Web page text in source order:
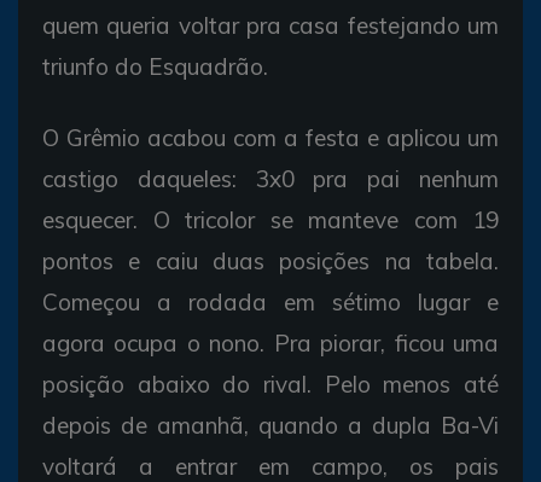
quem queria voltar pra casa festejando um
triunfo do Esquadrão.
O Grêmio acabou com a festa e aplicou um
castigo daqueles: 3x0 pra pai nenhum
esquecer. O tricolor se manteve com 19
pontos e caiu duas posições na tabela.
Começou a rodada em sétimo lugar e
agora ocupa o nono. Pra piorar, ficou uma
posição abaixo do rival. Pelo menos até
depois de amanhã, quando a dupla Ba-Vi
voltará a entrar em campo, os pais